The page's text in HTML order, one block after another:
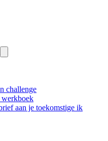
challenge
aan je toekomstige ik